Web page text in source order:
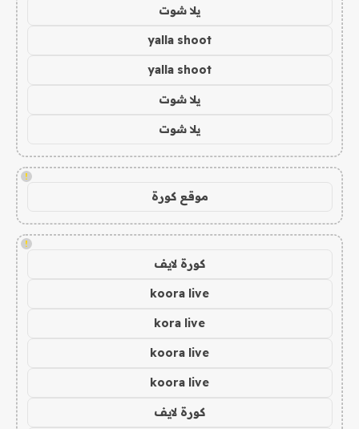
يلا شوت
yalla shoot
yalla shoot
يلا شوت
يلا شوت
!
موقع كورة
!
كورة لايف
koora live
kora live
koora live
koora live
كورة لايف